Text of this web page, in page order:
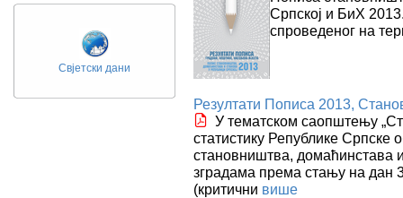
Свјетски дани
Српској и БиХ
спроведеног на
Резултати Пописа 2013,
У тематском саопштењу
статистику Републике Српске
становништва, домаћинстава
зградама према стању на дан
(критични више